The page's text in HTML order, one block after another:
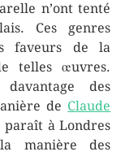
n’ont tenté
Ces genres
faveurs de la
telles œuvres.
des
de Claude
paraît à Londres
manière des